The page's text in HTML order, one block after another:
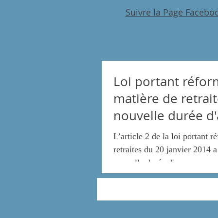
Suivre la Page
Loi portant
matière de
nouvelle durée
pour bénéficier
L’article 2 de la loi portant
retraites du 20 janvier 2014
nouvelle durée d'assurance
d'une...